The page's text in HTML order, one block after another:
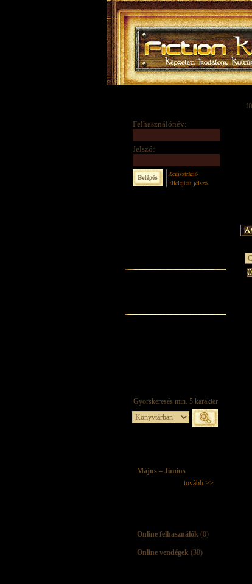
Felhasználónév:
Jelszó:
Regisztráció
Elfelejtett jelszó
Május – Június
tovább >>
Online felhasználók (0)
Online vendégek(30)